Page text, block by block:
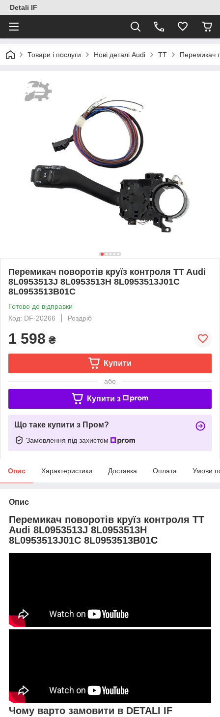
Detali IF
Товари і послуги Нові деталі Audi TT Перемикач
Перемикач поворотів круїз контроля TT Audi
8L0953513J 8L0953513H 8L0953513J01C
8L0953513B01C
Готово до відправки
Код: DF-20266
Роздріб
1 598 ₴
Купити
або
Купити з
Що таке купити з Пром?
Замовлення під захистом
Опис Характеристики Доставка Оплата Умови
Опис
Перемикач поворотів круїз контроля TT
Audi 8L0953513J 8L0953513H
8L0953513J01C 8L0953513B01C
Чому варто замовити в DETALI IF